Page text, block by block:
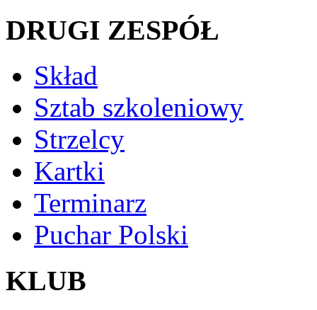
DRUGI ZESPÓŁ
Skład
Sztab szkoleniowy
Strzelcy
Kartki
Terminarz
Puchar Polski
KLUB